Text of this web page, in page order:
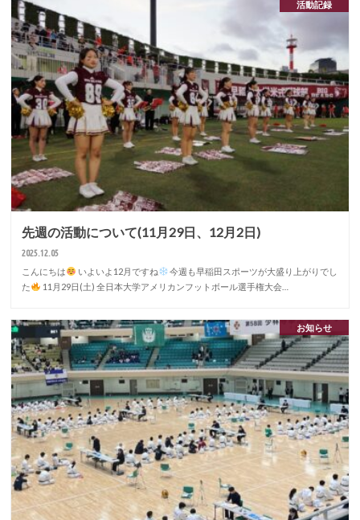
活動記録
先週の活動について(11月29日、12月2日)
2025.12.05
こんにちは
いよいよ12月ですね
今週も早稲田スポーツが大盛り上がりでし
た
11月29日(土) 全日本大学アメリカンフットボール選手権大会…
お知らせ